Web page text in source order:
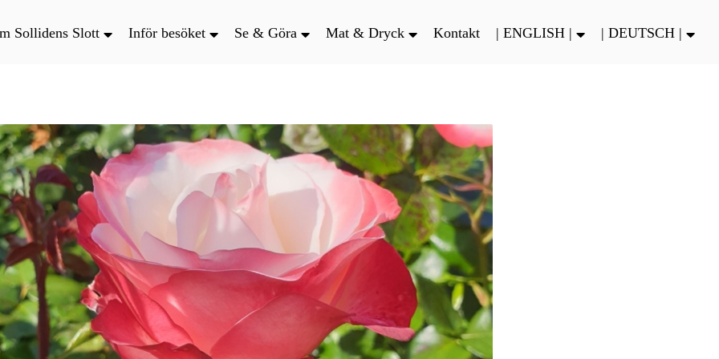
Sollidens Slott Inför besöket Se & Göra Mat & Dryck Kontakt | ENGLISH | | DEUTSCH |